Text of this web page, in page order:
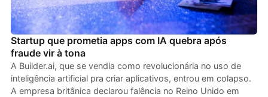
Startup que prometia apps com IA quebra após
fraude vir à tona
A Builder.ai, que se vendia como revolucionária no uso de
inteligência artificial pra criar aplicativos, entrou em colapso.
A empresa britânica declarou falência no Reino Unido em